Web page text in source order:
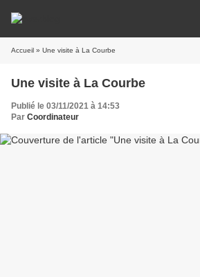
Accueil » Une visite à La Courbe
Une visite à La Courbe
Publié le 03/11/2021 à 14:53
Par Coordinateur